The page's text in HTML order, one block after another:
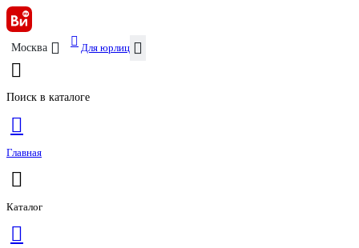
Москва Для юрлиц
Поиск в каталоге
Главная
Каталог